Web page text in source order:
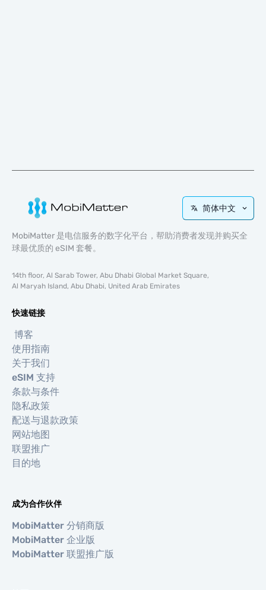
简体中文
MobiMatter 是电信服务的数字化平台，帮助消费者发现并购买全
球最优质的 eSIM 套餐。
14th floor, Al Sarab Tower, Abu Dhabi Global Market Square,
Al Maryah Island, Abu Dhabi, United Arab Emirates
快速链接
博客
使用指南
关于我们
eSIM 支持
条款与条件
隐私政策
配送与退款政策
网站地图
联盟推广
目的地
成为合作伙伴
MobiMatter 分销商版
MobiMatter 企业版
MobiMatter 联盟推广版